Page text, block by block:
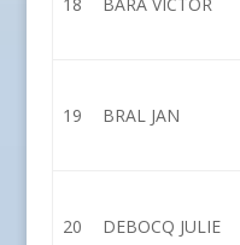
19 BRAL JAN
20 DEBOCQ JULIE